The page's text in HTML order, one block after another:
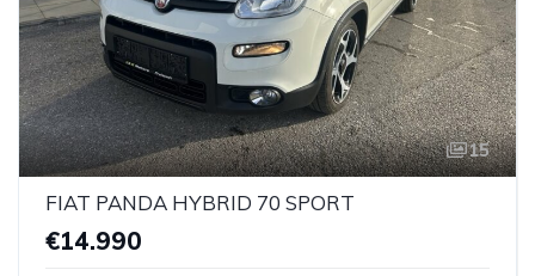
15
FIAT PANDA HYBRID 70 SPORT
€14.990